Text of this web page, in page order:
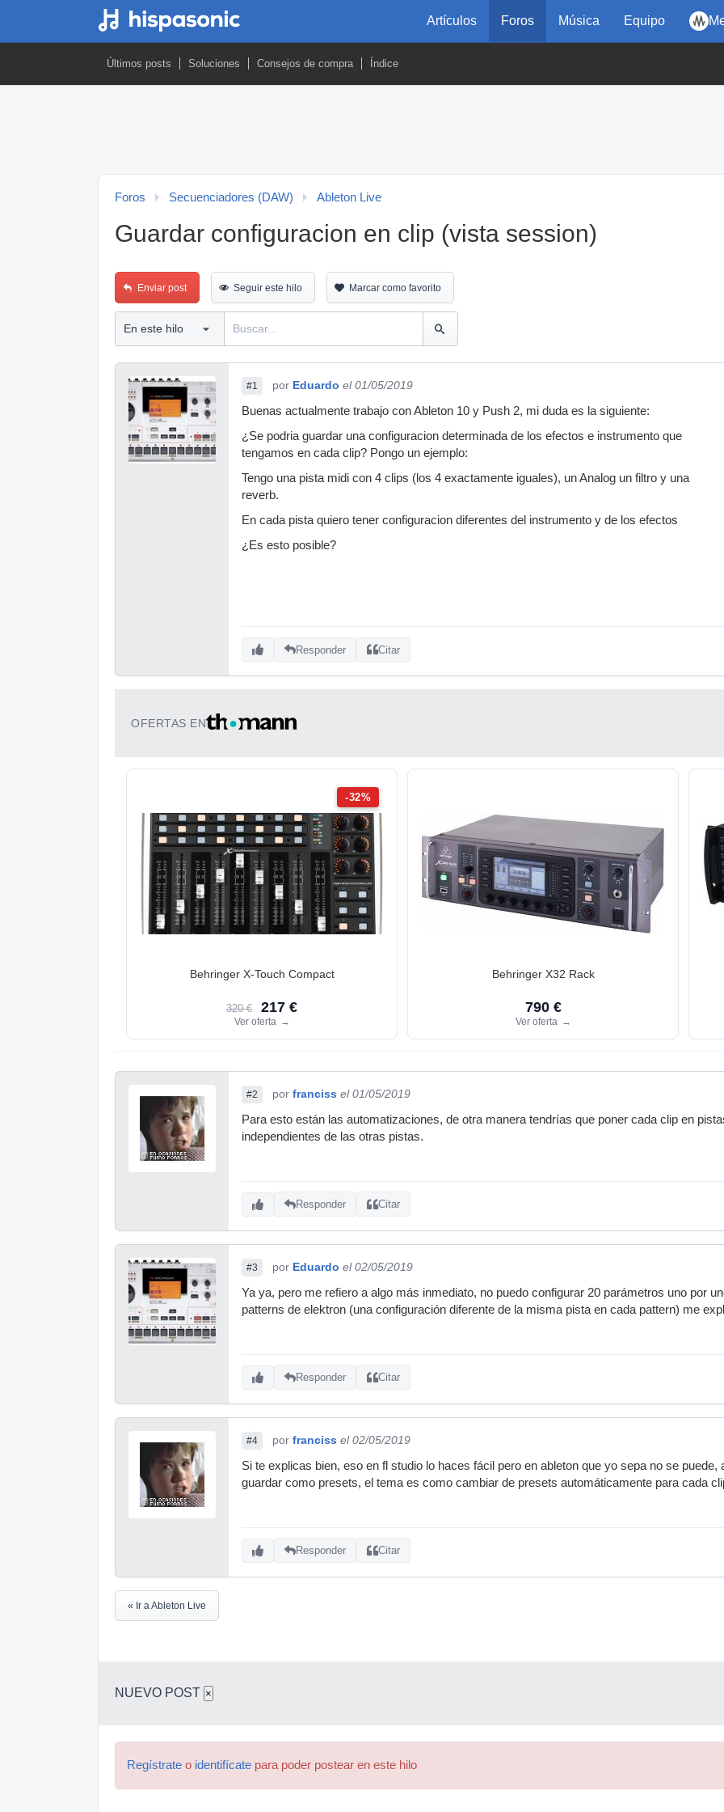
Artículos Foros Música Equipo
Últimos posts Soluciones Consejos de compra Índice
Foros Secuenciadores (DAW) Ableton Live
Guardar configuracion en clip (vista session)
Enviar post Seguir este hilo Marcar como favorito
#1 por Eduardo el 01/05/2019
Buenas actualmente trabajo con Ableton 10 y Push 2, mi duda es la siguiente:
¿Se podria guardar una configuracion determinada de los efectos e instrumento que
tengamos en cada clip? Pongo un ejemplo:
Tengo una pista midi con 4 clips (los 4 exactamente iguales), un Analog un filtro y una
reverb.
En cada pista quiero tener configuracion diferentes del instrumento y de los efectos
¿Es esto posible?
Responder Citar
OFERTAS EN
-32%
Behringer X-Touch Compact
320 € 217 €
Ver oferta →
Behringer X32 Rack
790 €
Ver oferta →
#2 por franciss el 01/05/2019
Para esto están las automatizaciones, de otra manera tendrías que poner cada clip en
independientes de las otras pistas.
Responder Citar
#3 por Eduardo el 02/05/2019
Ya ya, pero me refiero a algo más inmediato, no puedo configurar 20 parámetros uno por
patterns de elektron (una configuración diferente de la misma pista en cada pattern) me
Responder Citar
#4 por franciss el 02/05/2019
Si te explicas bien, eso en fl studio lo haces fácil pero en ableton que yo sepa no se
guardar como presets, el tema es como cambiar de presets automáticamente para cada
Responder Citar
« Ir a Ableton Live
NUEVO POST ×
Regístrate o identifícate para poder postear en este hilo